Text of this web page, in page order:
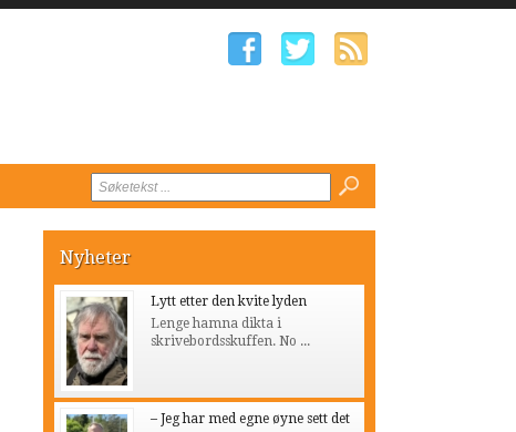
Nyheter
Lytt etter den kvite lyden
Lenge hamna dikta i
skrivebordsskuffen. No ...
– Jeg har med egne øyne sett det